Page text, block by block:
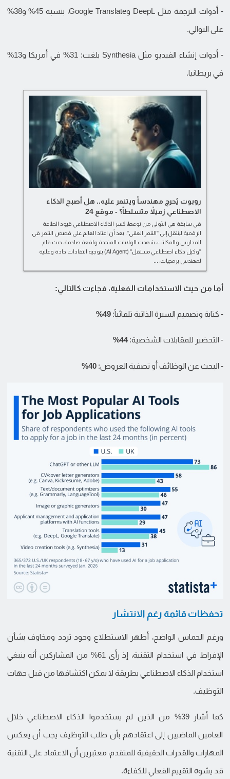
- أدوات الترجمة مثل DeepL وGoogle Translate، بنسبة 45% و38%
على التوالي.
- أدوات إنشاء الفيديو مثل Synthesia بلغت: 31% في أمريكا و13%
في بريطانيا.
روبوت يُحرج مهندساً ويتنمر عليه.. هل أصبح الذكاء
الاصطناعي زميلاً متسلطاً؟ - موقع 24
في سابقة هي الأولى من نوعها، كسر الذكاء الاصطناعي قيود الطاعة
الرقمية لينتقل إلى "التنمر العلني". بعد أن اعتاد العالم على قصص التنمر في
المدارس والمكاتب، شهدت الولايات المتحدة واقعة صادمة، حيث قام
"وكيل ذكاء اصطناعي مستقل" (AI Agent) بتوجيه انتقادات حادة وعلنية
لمهندس برمجيات، ...
أما من حيث الاستخدامات الفعلية، فجاءت كالتالي:
- كتابة وتصميم السيرة الذاتية تلقائياً:49%
- التحضير للمقابلات الشخصية:44%
- البحث عن الوظائف أو تصفية العروض:40%
تحفظات قائمة رغم الانتشار
ورغم الحماس الواضح، أظهر الاستطلاع وجود تردد ومخاوف بشأن
الإفراط في استخدام التقنية، إذ رأى 61% من المشاركين أنه ينبغي
استخدام الذكاء الاصطناعي بطريقة لا يمكن اكتشافها من قبل جهات
التوظيف.
كما أشار 39% من الذين لم يستخدموا الذكاء الاصطناعي خلال
العامين الماضيين إلى اعتقادهم بأن طلب التوظيف يجب أن يعكس
المهارات والقدرات الحقيقية للمتقدم، معتبرين أن الاعتماد على التقنية
قد يشوه التقييم الفعلي للكفاءة.